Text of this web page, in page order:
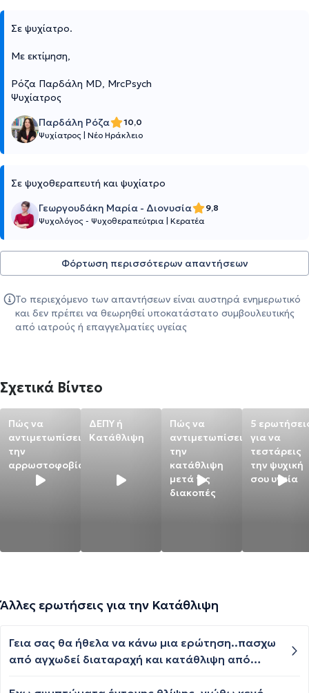
Σε ψυχίατρο.
Με εκτίμηση,
Ρόζα Παρδάλη ΜD, MrcPsych
Ψυχίατρος
Παρδάλη Ρόζα
10,0
Ψυχίατρος Νέο Ηράκλειο
Σε ψυχοθεραπευτή και ψυχίατρο
Γεωργουδάκη Μαρία - Διονυσία
9,8
Ψυχολόγος - Ψυχοθεραπεύτρια
Κερατέα
Φόρτωση περισσότερων απαντήσεων
Το περιεχόμενο των απαντήσεων είναι αυστηρά ενημερωτικό
και δεν πρέπει να θεωρηθεί υποκατάστατο συμβουλευτικής
από ιατρούς ή επαγγελματίες υγείας
Σχετικά Βίντεο
Πώς να
αντιμετωπίσεις
την
αρρωστοφοβία
ΔΕΠΥ ή
Κατάθλιψη
Πώς να
αντιμετωπίσεις
την
κατάθλιψη
μετά τις
διακοπές
5
για να
τεστάρεις
την ψυχική
σου υγεία
Άλλες ερωτήσεις για την Κατάθλιψη
Γεια σας θα ήθελα να κάνω μια ερώτηση..πασχω
από αγχωδεί διαταραχή και κατάθλιψη από